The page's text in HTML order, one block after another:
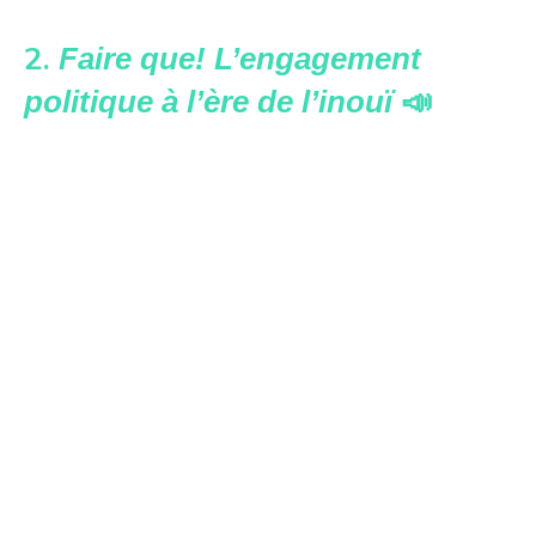
2. Faire que! L’engagement
politique à l’ère de l’inouï 📣